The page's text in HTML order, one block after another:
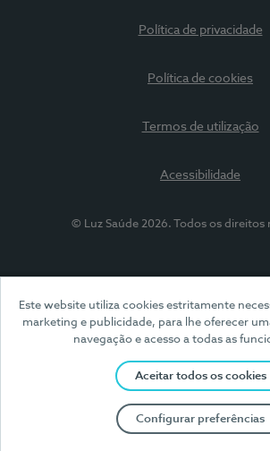
Este website utiliza cookies estritamente
marketing e publicidade, para lhe oferecer
navegação e acesso a todas as
Aceitar todos os cookies
Configurar preferências
Política de privacidade
Política de cookies
Termos de utilização
Acessibilidade
© Luz Saúde 2026. Todos os direitos